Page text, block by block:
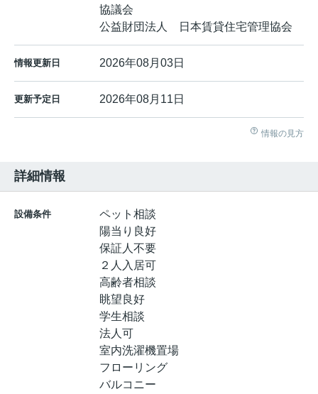
協議会
公益財団法人 日本賃貸住宅管理協会
情報更新日 2026年08月03日
更新予定日 2026年08月11日
情報の見方
詳細情報
設備条件
ペット相談
陽当り良好
保証人不要
２人入居可
高齢者相談
眺望良好
学生相談
法人可
室内洗濯機置場
フローリング
バルコニー